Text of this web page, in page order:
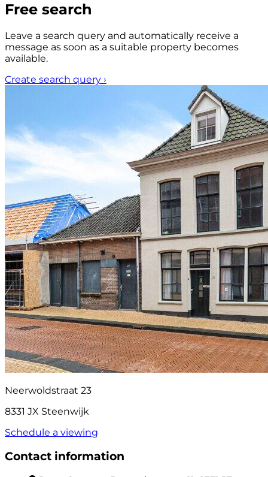
Free search
Leave a search query and automatically receive a
message as soon as a suitable property becomes
available.
Create search query ›
Neerwoldstraat 23
8331 JX Steenwijk
Schedule a viewing
Contact information